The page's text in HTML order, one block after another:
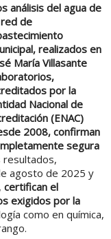
análisis del agua de
de
realizados en
María Villasante
por la
Nacional de
(ENAC)
2008, confirman
segura
resultados,
agosto de 2025 y
certifican el
exigidos por la
como en química,